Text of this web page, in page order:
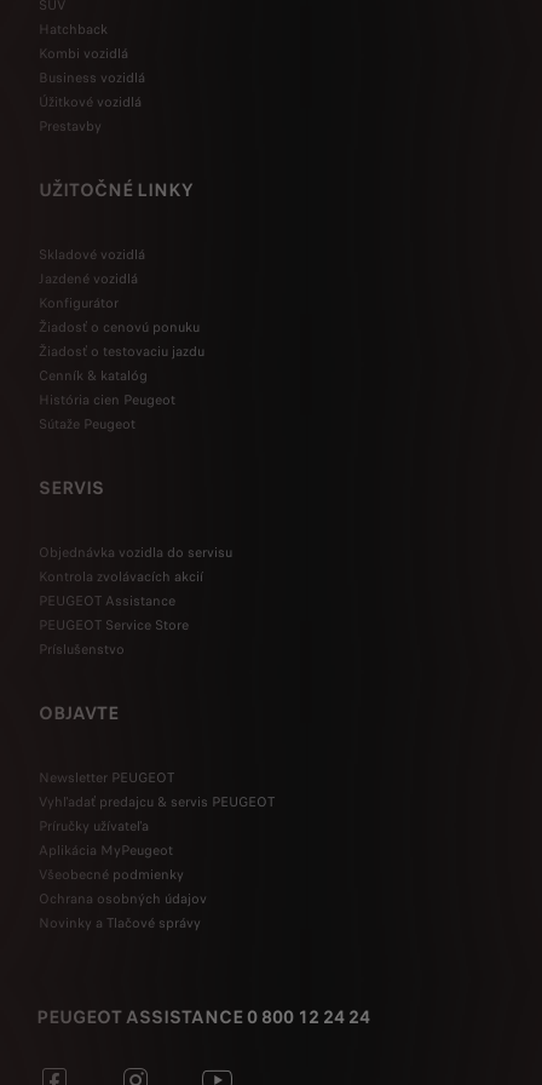
SUV
Hatchback
Kombi vozidlá
Business vozidlá
Úžitkové vozidlá
Prestavby
UŽITOČNÉ LINKY
Skladové vozidlá
Jazdené vozidlá
Konfigurátor
Žiadosť o cenovú ponuku
Žiadosť o testovaciu jazdu
Cenník & katalóg
História cien Peugeot
Sútaže Peugeot
SERVIS
Objednávka vozidla do servisu
Kontrola zvolávacích akcií
PEUGEOT Assistance
PEUGEOT Service Store
Príslušenstvo
OBJAVTE
Newsletter PEUGEOT
Vyhľadať predajcu & servis PEUGEOT
Príručky užívateľa
Aplikácia MyPeugeot
Všeobecné podmienky
Ochrana osobných údajov
Novinky a Tlačové správy
PEUGEOT ASSISTANCE 0 800 12 24 24